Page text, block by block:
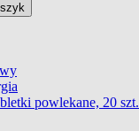
powlekane, 20 szt.